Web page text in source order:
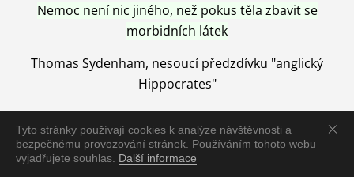
Tyto stránky používají cookies k analýze návštěvnosti a
bezpečnému provozování stránek. Používáním tohoto webu
vyjadřujete souhlas. Další informace
Nemoc není nic jiného, než pokus těla zbavit se
morbidních látek
Thomas Sydenham, nesoucí předzdívku "anglický
Hippocrates"
Nemoc je vyléčena jen pomocí Přírody, neutralizací a